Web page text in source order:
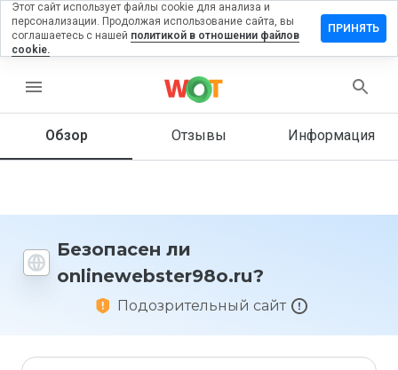
menu
Обзор Отзывы Информация
Безопасен ли
onlinewebster98o.ru?
Подозрительный сайт
отзыв на
вы
сайт от
Этот сайт использует файлы cookie для анализа и
персонализации. Продолжая использование сайта, вы
соглашаетесь с нашей политикой в отношении файлов
cookie.
ПРИНЯТЬ